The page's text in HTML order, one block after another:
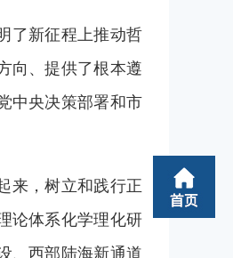
了新征程上推动哲
向、提供了根本遵
中央决策部署和市
来，树立和践行正
论体系化学理化研
、西部陆海新通道